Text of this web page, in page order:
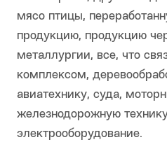
мясо птицы,
продукцию, продукцию
металлургии, все, что
комплексом,
авиатехнику, суда,
железнодорожную
электрооборудование.